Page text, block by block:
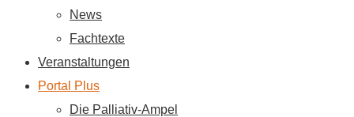
News
Fachtexte
Veranstaltungen
Portal Plus
Die Palliativ-Ampel